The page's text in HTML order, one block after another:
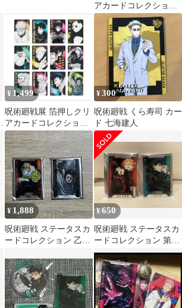
アカードコレクション
(セット内容A)
¥ 1,499
呪術廻戦展 箔押しクリ
アカードコレクション
Cセット
¥300
呪術廻戦 くら寿司 カー
ド 七海建人
¥ 1,888
呪術廻戦 ステータスカ
ードコレクション 乙骨
¥650
呪術廻戦 ステータスカ
ードコレクション 第1
弾 伏黒恵・釘崎野薔薇